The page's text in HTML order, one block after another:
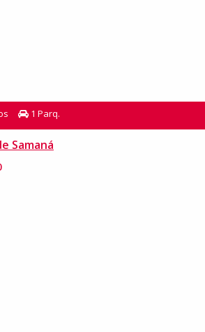
1 Parq.
Samaná